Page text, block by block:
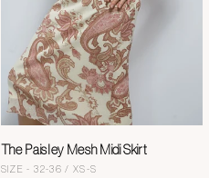
The Paisley Mesh Midi Skirt
SIZE - 32-36 / XS-S